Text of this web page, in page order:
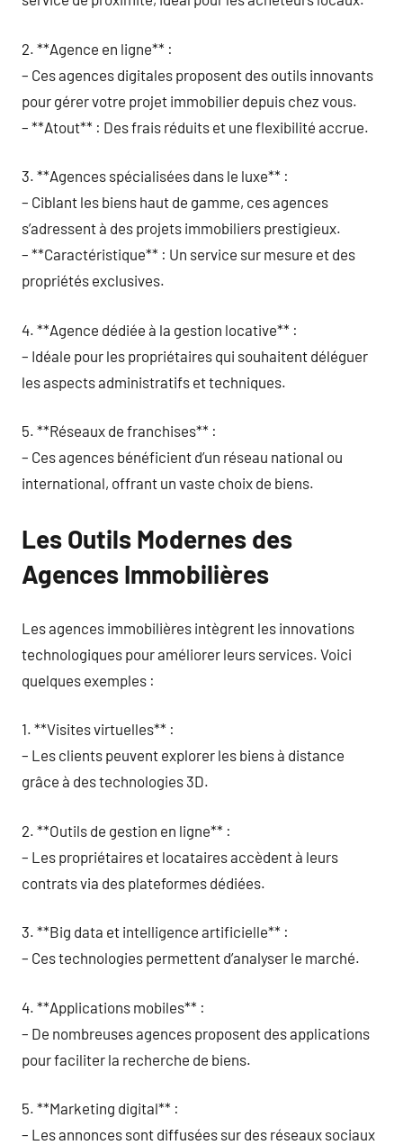
2. **Agence en ligne** :
– Ces agences digitales proposent des outils innovants
pour gérer votre projet immobilier depuis chez vous.
– **Atout** : Des frais réduits et une flexibilité accrue.
3. **Agences spécialisées dans le luxe** :
– Ciblant les biens haut de gamme, ces agences
s’adressent à des projets immobiliers prestigieux.
– **Caractéristique** : Un service sur mesure et des
propriétés exclusives.
4. **Agence dédiée à la gestion locative** :
– Idéale pour les propriétaires qui souhaitent déléguer
les aspects administratifs et techniques.
5. **Réseaux de franchises** :
– Ces agences bénéficient d’un réseau national ou
international, offrant un vaste choix de biens.
Les Outils Modernes des
Agences Immobilières
Les agences immobilières intègrent les innovations
technologiques pour améliorer leurs services. Voici
quelques exemples :
1. **Visites virtuelles** :
– Les clients peuvent explorer les biens à distance
grâce à des technologies 3D.
2. **Outils de gestion en ligne** :
– Les propriétaires et locataires accèdent à leurs
contrats via des plateformes dédiées.
3. **Big data et intelligence artificielle** :
– Ces technologies permettent d’analyser le marché.
4. **Applications mobiles** :
– De nombreuses agences proposent des applications
pour faciliter la recherche de biens.
5. **Marketing digital** :
– Les annonces sont diffusées sur des réseaux sociaux